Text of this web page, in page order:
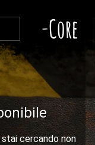
-Core
cercando non